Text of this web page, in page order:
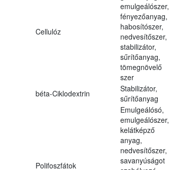
Cellulóz
emulgeálószer,
fényezőanyag,
habosítószer,
nedvesítőszer,
stabilizátor,
sűrítőanyag,
tömegnövelő
szer
béta-Ciklodextrin
Stabilizátor,
sűrítőanyag
Polifoszfátok
Emulgeálósó,
emulgeálószer,
kelátképző
anyag,
nedvesítőszer,
savanyúságot